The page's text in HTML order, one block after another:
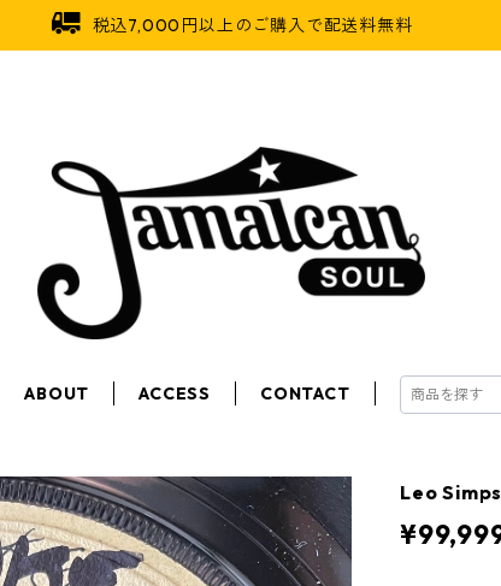
税込7,000円以上のご購入で配送料無料
ABOUT ACCESS CONTACT
Leo